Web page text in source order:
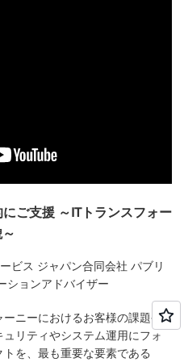
ご支援 ～ITトランスフォー
ビス ジャパン合同会社 パブリ
ションアドバイザー
ニーにおけるお客様の課題や
リティやシステム運用にフォ
を、最も重要な要素である